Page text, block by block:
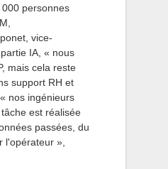
personnes
vice-
IA, « nous
mais cela reste
support RH et
nos ingénieurs
est réalisée
passées, du
l'opérateur »,